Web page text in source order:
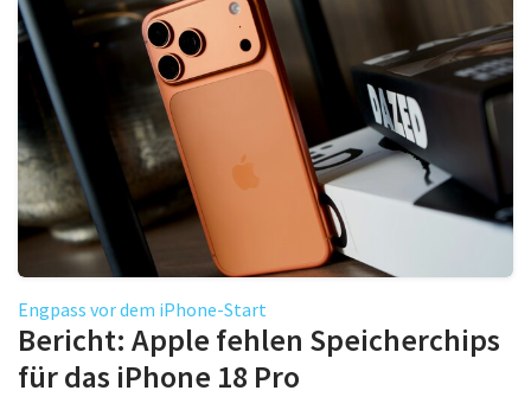
Engpass vor dem iPhone-Start
Bericht: Apple fehlen Speicherchips
für das iPhone 18 Pro